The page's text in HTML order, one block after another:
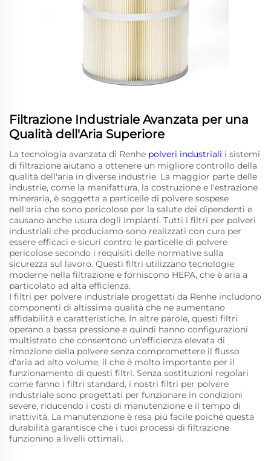
Filtrazione Industriale Avanzata per una
Qualità dell'Aria Superiore
La tecnologia avanzata di Renhe polveri industriali i sistemi
di filtrazione aiutano a ottenere un migliore controllo della
qualità dell'aria in diverse industrie. La maggior parte delle
industrie, come la manifattura, la costruzione e l'estrazione
mineraria, è soggetta a particelle di polvere sospese
nell'aria che sono pericolose per la salute dei dipendenti e
causano anche usura degli impianti. Tutti i filtri per polveri
industriali che produciamo sono realizzati con cura per
essere efficaci e sicuri contro le particelle di polvere
pericolose secondo i requisiti delle normative sulla
sicurezza sul lavoro. Questi filtri utilizzano tecnologie
moderne nella filtrazione e forniscono HEPA, che è aria a
particolato ad alta efficienza.
I filtri per polvere industriale progettati da Renhe includono
componenti di altissima qualità che ne aumentano
affidabilità e caratteristiche. In altre parole, questi filtri
operano a bassa pressione e quindi hanno configurazioni
multistrato che consentono un'efficienza elevata di
rimozione della polvere senza compromettere il flusso
d'aria ad alto volume, il che è molto importante per il
funzionamento di questi filtri. Senza sostituzioni regolari
come fanno i filtri standard, i nostri filtri per polvere
industriale sono progettati per funzionare in condizioni
severe, riducendo i costi di manutenzione e il tempo di
inattività. La manutenzione è resa più facile poiché questa
durabilità garantisce che i tuoi processi di filtrazione
funzionino a livelli ottimali.